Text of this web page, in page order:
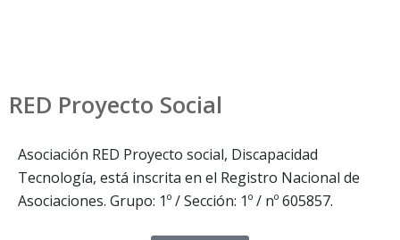
RED Proyecto Social
Asociación RED Proyecto social, Discapacidad
Tecnología, está inscrita en el Registro Nacional de
Asociaciones. Grupo: 1º / Sección: 1º / nº 605857.